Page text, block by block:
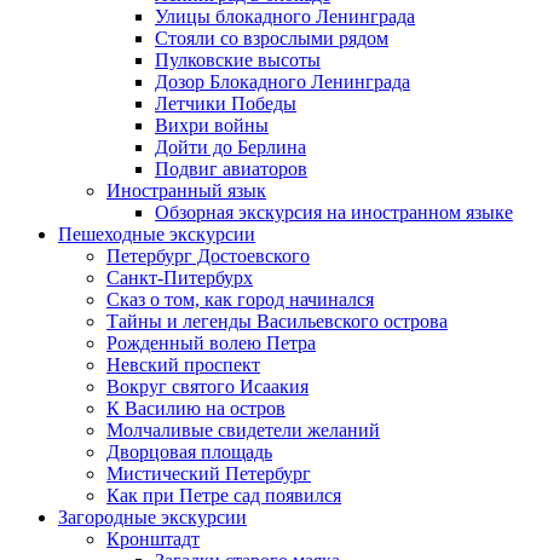
Улицы блокадного Ленинграда
Стояли со взрослыми рядом
Пулковские высоты
Дозор Блокадного Ленинграда
Летчики Победы
Вихри войны
Дойти до Берлина
Подвиг авиаторов
Иностранный язык
Обзорная экскурсия на иностранном языке
Пешеходные экскурсии
Петербург Достоевского
Санкт-Питербурх
Сказ о том, как город начинался
Тайны и легенды Васильевского острова
Рожденный волею Петра
Невский проспект
Вокруг святого Исаакия
К Василию на остров
Молчаливые свидетели желаний
Дворцовая площадь
Мистический Петербург
Как при Петре сад появился
Загородные экскурсии
Кронштадт